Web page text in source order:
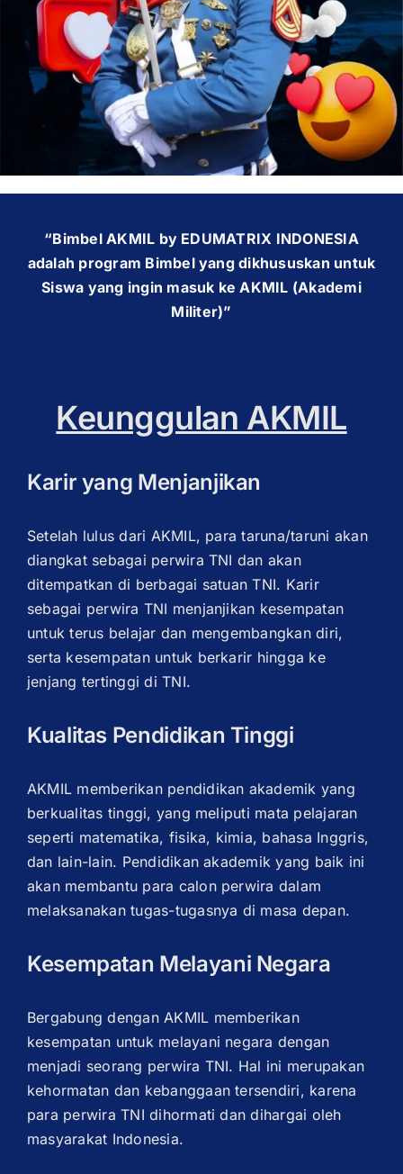
OUR PROGRAM
REGISTRATION
CONTACT US
“Bimbel AKMIL by EDUMATRIX INDONESIA
adalah program Bimbel yang dikhususkan untuk
Siswa yang ingin masuk ke AKMIL (Akademi
Militer)”
Keunggulan AKMIL
Karir yang Menjanjikan
Setelah lulus dari AKMIL, para taruna/taruni akan
diangkat sebagai perwira TNI dan akan
ditempatkan di berbagai satuan TNI. Karir
sebagai perwira TNI menjanjikan kesempatan
untuk terus belajar dan mengembangkan diri,
serta kesempatan untuk berkarir hingga ke
jenjang tertinggi di TNI.
Kualitas Pendidikan Tinggi
AKMIL memberikan pendidikan akademik yang
berkualitas tinggi, yang meliputi mata pelajaran
seperti matematika, fisika, kimia, bahasa Inggris,
dan lain-lain. Pendidikan akademik yang baik ini
akan membantu para calon perwira dalam
melaksanakan tugas-tugasnya di masa depan.
Kesempatan Melayani Negara
Bergabung dengan AKMIL memberikan
kesempatan untuk melayani negara dengan
menjadi seorang perwira TNI. Hal ini merupakan
kehormatan dan kebanggaan tersendiri, karena
para perwira TNI dihormati dan dihargai oleh
masyarakat Indonesia.